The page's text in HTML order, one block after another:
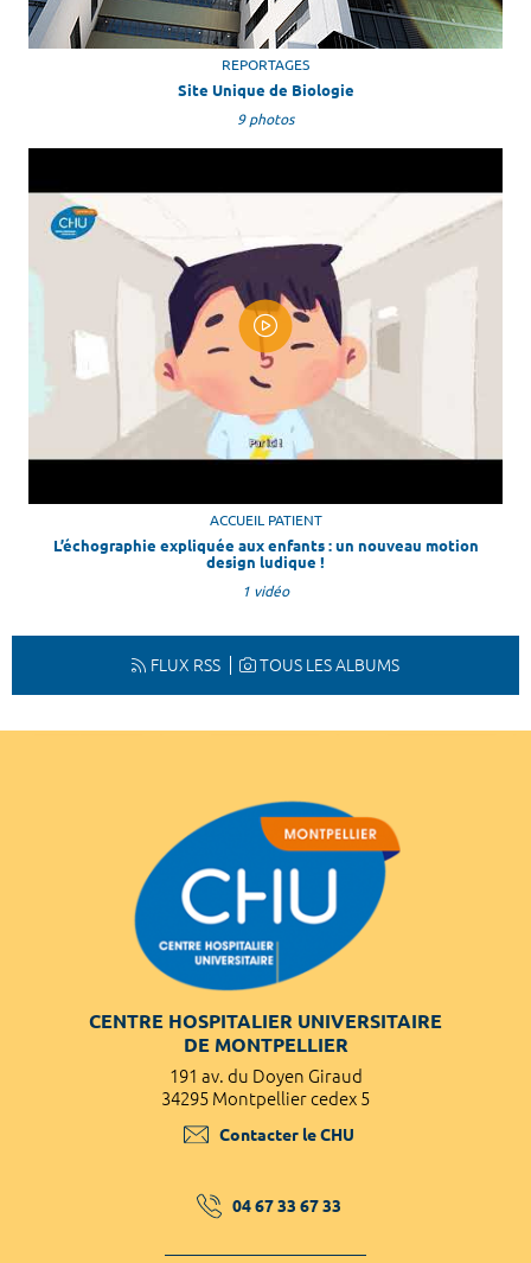
REPORTAGES
Site Unique de Biologie
9 photos
ACCUEIL PATIENT
L’échographie expliquée aux enfants : un nouveau motion
design ludique !
1 vidéo
FLUX RSS TOUS LES ALBUMS
CENTRE HOSPITALIER UNIVERSITAIRE
DE MONTPELLIER
191 av. du Doyen Giraud
34295 Montpellier cedex 5
Contacter le CHU
04 67 33 67 33